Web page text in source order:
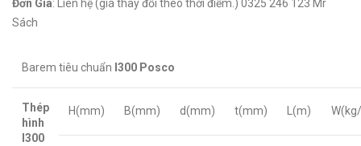
Đơn Giá: Liên hệ (giá thay đổi theo thời điểm.) 0325 246 123 Mr
Sách
Barem tiêu chuẩn I300 Posco
Thép
hình
I300
H(mm) B(mm) d(mm) t(mm) L(m)